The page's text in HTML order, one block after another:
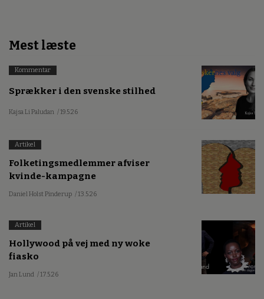
Mest læste
Kommentar
Sprækker i den svenske stilhed
Kajsa Li Paludan / 19.5.26
Artikel
Folketingsmedlemmer afviser
kvinde-kampagne
Daniel Holst Pinderup / 13.5.26
Artikel
Hollywood på vej med ny woke
fiasko
Jan Lund / 17.5.26